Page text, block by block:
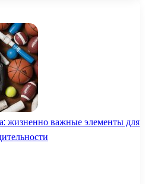
жизненно важные элементы для